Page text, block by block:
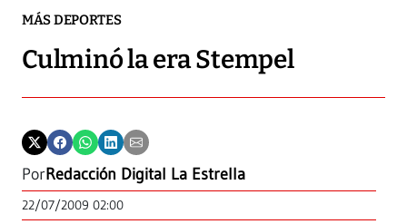
MÁS DEPORTES
Culminó la era Stempel
PorRedacción Digital La Estrella
22/07/2009 02:00